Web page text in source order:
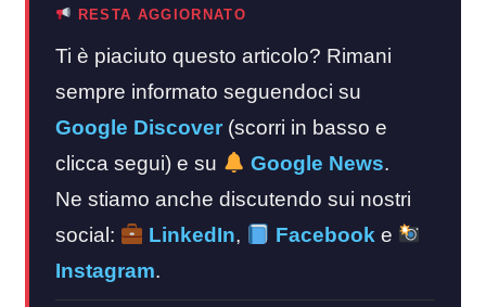
RESTA AGGIORNATO
Ti è piaciuto questo articolo? Rimani
sempre informato seguendoci su
Google Discover (scorri in basso e
clicca segui) e su
Google News.
Ne stiamo anche discutendo sui nostri
social:
LinkedIn, Facebook e
Instagram.